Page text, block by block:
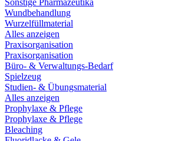
Sonstige Pharmazeutika
Wundbehandlung
Wurzelfüllmaterial
Alles anzeigen
Praxisorganisation
Praxisorganisation
Büro- & Verwaltungs-Bedarf
Spielzeug
Studien- & Übungsmaterial
Alles anzeigen
Prophylaxe & Pflege
Prophylaxe & Pflege
Bleaching